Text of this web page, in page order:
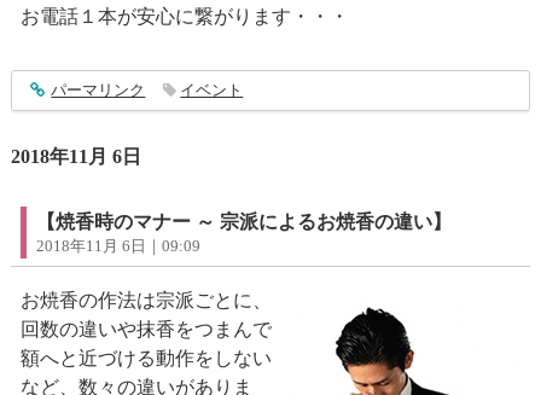
お電話１本が安心に繋がります・・・
entry1654
パーマリンク イベント
2018年11月 6日
【焼香時のマナー ～ 宗派によるお焼香の違い】
2018年11月 6日｜09:09
お焼香の作法は宗派ごとに、
回数の違いや抹香をつまんで
額へと近づける動作をしない
など、数々の違いがありま